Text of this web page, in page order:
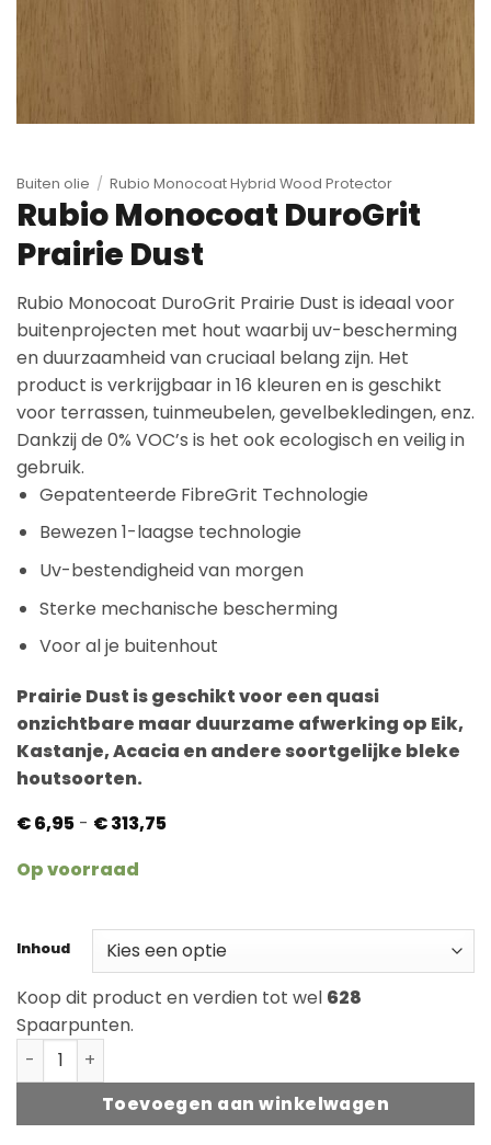
Buiten olie / Rubio Monocoat Hybrid Wood Protector
Rubio Monocoat DuroGrit
Prairie Dust
Rubio Monocoat DuroGrit Prairie Dust is ideaal voor
buitenprojecten met hout waarbij uv-bescherming
en duurzaamheid van cruciaal belang zijn. Het
product is verkrijgbaar in 16 kleuren en is geschikt
voor terrassen, tuinmeubelen, gevelbekledingen, enz.
Dankzij de 0% VOC’s is het ook ecologisch en veilig in
gebruik.
Gepatenteerde FibreGrit Technologie
Bewezen 1-laagse technologie
Uv-bestendigheid van morgen
Sterke mechanische bescherming
Voor al je buitenhout
Prairie Dust is geschikt voor een quasi
onzichtbare maar duurzame afwerking op Eik,
Kastanje, Acacia en andere soortgelijke bleke
houtsoorten.
€6,95 - €313,75Prijsklasse:
Op voorraad
Inhoud
Koop dit product en verdien tot wel 628
Spaarpunten.
Rubio Monocoat DuroGrit Prairie Dust aantal
Toevoegen aan winkelwagen